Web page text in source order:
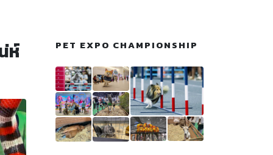
ห์ PET EXPO CHAMPIONSHIP